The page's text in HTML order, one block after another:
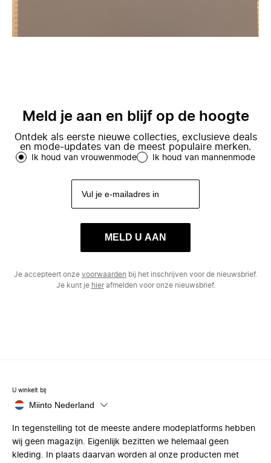
Meld je aan en blijf op de hoogte
Ontdek als eerste nieuwe collecties, exclusieve deals
en mode-updates van de meest populaire merken.
Ik houd van vrouwenmode Ik houd van mannenmode
MELD U AAN
Je accepteert onze voorwaarden bij het inschrijven voor de nieuwsbrief.
Je kunt je hierafmelden voor onze nieuwsbrief.
U winkelt bij
Miinto Nederland
In tegenstelling tot de meeste andere modeplatforms hebben
wij geen magazijn. Eigenlijk bezitten we helemaal geen
kleding. In plaats daarvan worden al onze producten met